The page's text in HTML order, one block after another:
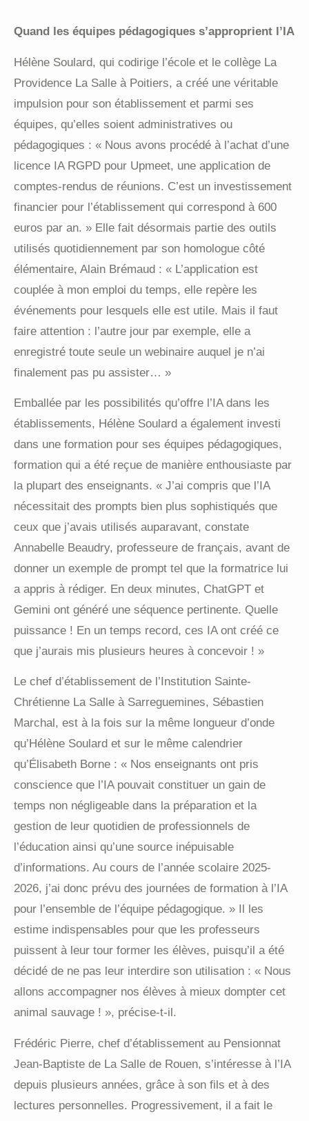
Quand les équipes pédagogiques s’approprient l’IA
Hélène Soulard, qui codirige l’école et le collège La
Providence La Salle à Poitiers, a créé une véritable
impulsion pour son établissement et parmi ses
équipes, qu’elles soient administratives ou
pédagogiques : « Nous avons procédé à l’achat d’une
licence IA RGPD pour Upmeet, une application de
comptes-rendus de réunions. C’est un investissement
financier pour l’établissement qui correspond à 600
euros par an. » Elle fait désormais partie des outils
utilisés quotidiennement par son homologue côté
élémentaire, Alain Brémaud : « L’application est
couplée à mon emploi du temps, elle repère les
événements pour lesquels elle est utile. Mais il faut
faire attention : l’autre jour par exemple, elle a
enregistré toute seule un webinaire auquel je n’ai
finalement pas pu assister… »
Emballée par les possibilités qu’offre l’IA dans les
établissements, Hélène Soulard a également investi
dans une formation pour ses équipes pédagogiques,
formation qui a été reçue de manière enthousiaste par
la plupart des enseignants. « J’ai compris que l’IA
nécessitait des prompts bien plus sophistiqués que
ceux que j’avais utilisés auparavant, constate
Annabelle Beaudry, professeure de français, avant de
donner un exemple de prompt tel que la formatrice lui
a appris à rédiger. En deux minutes, ChatGPT et
Gemini ont généré une séquence pertinente. Quelle
puissance ! En un temps record, ces IA ont créé ce
que j’aurais mis plusieurs heures à concevoir ! »
Le chef d’établissement de l’Institution Sainte-
Chrétienne La Salle à Sarreguemines, Sébastien
Marchal, est à la fois sur la même longueur d’onde
qu’Hélène Soulard et sur le même calendrier
qu’Élisabeth Borne : « Nos enseignants ont pris
conscience que l’IA pouvait constituer un gain de
temps non négligeable dans la préparation et la
gestion de leur quotidien de professionnels de
l’éducation ainsi qu’une source inépuisable
d’informations. Au cours de l’année scolaire 2025-
2026, j’ai donc prévu des journées de formation à l’IA
pour l’ensemble de l’équipe pédagogique. » Il les
estime indispensables pour que les professeurs
puissent à leur tour former les élèves, puisqu’il a été
décidé de ne pas leur interdire son utilisation : « Nous
allons accompagner nos élèves à mieux dompter cet
animal sauvage ! », précise-t-il.
Frédéric Pierre, chef d’établissement au Pensionnat
Jean-Baptiste de La Salle de Rouen, s’intéresse à l’IA
depuis plusieurs années, grâce à son fils et à des
lectures personnelles. Progressivement, il a fait le